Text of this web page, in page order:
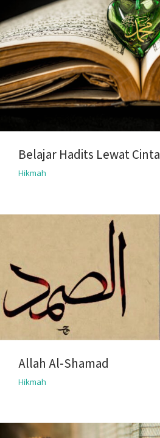
Belajar Hadits Lewat Cinta
Hikmah
Allah Al-Shamad
Hikmah